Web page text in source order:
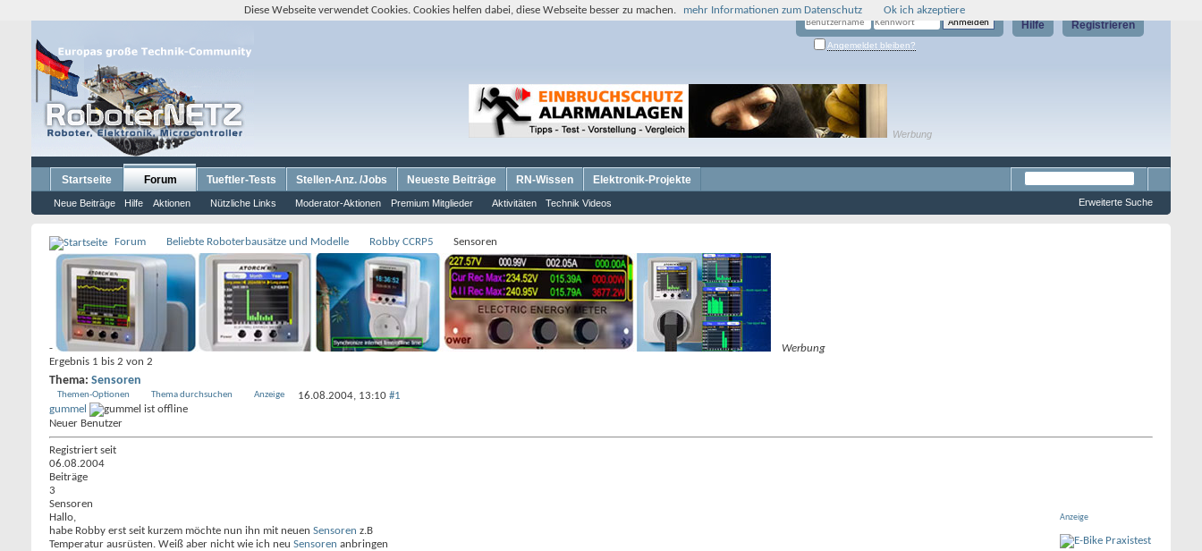
Registrieren
Hilfe
Angemeldet bleiben?
Werbung
Startseite Forum
Neue Beiträge Hilfe Aktionen Nützliche Links Moderator-Aktionen Premium Mitglieder Aktivitäten Technik Videos
Tueftler-Tests Stellen-Anz. /Jobs Neueste Beiträge RN-Wissen Elektronik-Projekte
Erweiterte Suche
Forum Beliebte Roboterbausätze und Modelle Robby CCRP5 Sensoren
-
Werbung
Ergebnis 1 bis 2 von 2
Thema: Sensoren
Themen-Optionen Thema durchsuchen Anzeige 16.08.2004, 13:10 #1
gummel
Neuer Benutzer
Registriert seit
06.08.2004
Beiträge
3
Sensoren
Anzeige
Hallo,
habe Robby erst seit kurzem möchte nun ihn mit neuen Sensoren z.B
Temperatur ausrüsten. Weiß aber nicht wie ich neu Sensoren anbringen
Diese Webseite verwendet Cookies. Cookies helfen dabei, diese Webseite besser zu machen. mehr Informationen zum Datenschutz Ok ich akzeptiere